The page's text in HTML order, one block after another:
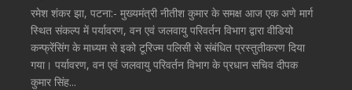
रमेश शंकर झा, पटना:- मुख्यमंत्री नीतीश कुमार के समक्ष आज एक अणे मार्ग
स्थित संकल्प में पर्यावरण, वन एवं जलवायु परिवर्तन विभाग द्वारा वीडियो
कन्फ्रेंसिंग के माध्यम से इको टूरिज्म पलिसी से संबंधित प्रस्तुतीकरण दिया
गया। पर्यावरण, वन एवं जलवायु परिवर्तन विभाग के प्रधान सचिव दीपक
कुमार सिंह...